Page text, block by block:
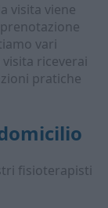
visita viene
vari
riceverai
pratiche
fisioterapisti